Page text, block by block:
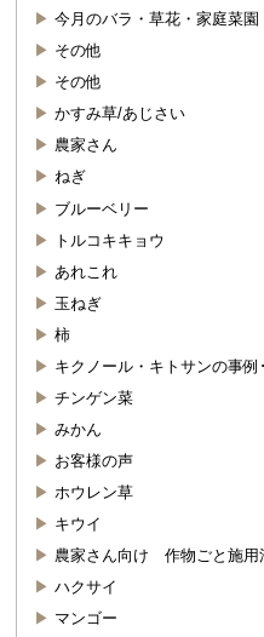
今月のバラ・草花・家庭菜園
その他
その他
かすみ草/あじさい
農家さん
ねぎ
ブルーベリー
トルコキキョウ
あれこれ
玉ねぎ
柿
キクノール・キトサンの事
チンゲン菜
みかん
お客様の声
ホウレン草
キウイ
農家さん向け 作物ごと施用
ハクサイ
マンゴー